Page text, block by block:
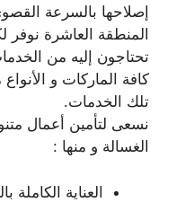
إصلاحها بالسرعة
المنطقة العاشرة نوفر
تحتاجون إليه من
كافة الماركات و
تلك الخدمات.
نسعى لتأمين أعمال
الغسالة و منها :
العناية